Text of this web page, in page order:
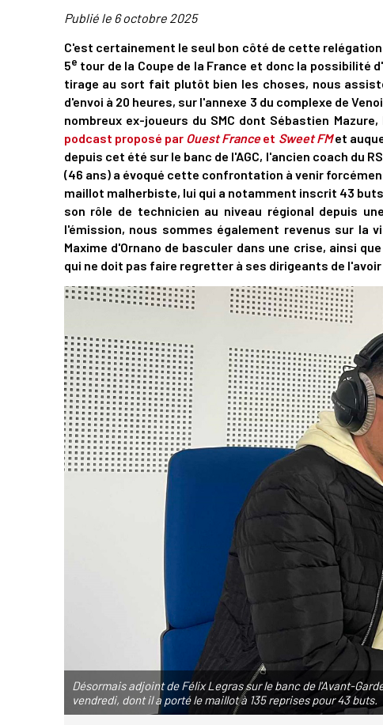
Publié le 6 octobre 2025
C'est certainement le seul bon côté de cette
5e tour de la Coupe de la France et donc la
tirage au sort fait plutôt bien les choses, nous
d'envoi à 20 heures, sur l'annexe 3 du complexe de
nombreux ex-joueurs du SMC dont Sébastien
podcast proposé par Ouest Franceet Sweet FMet
depuis cet été sur le banc de l'AGC, l'ancien coach du
(46 ans) a évoqué cette confrontation à venir
maillot malherbiste, lui qui a notamment inscrit 43
son rôle de technicien au niveau régional depuis
l'émission, nous sommes également revenus sur la
Maxime d'Ornano de basculer dans une crise, ainsi
qui ne doit pas faire regretter à ses dirigeants de
Désormais adjoint de Félix Legras sur le banc de l'Avant-
vendredi, dont il a porté le maillot à 135 reprises pour 43 buts.